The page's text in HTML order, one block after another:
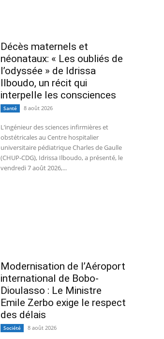
Décès maternels et
néonataux: « Les oubliés de
l’odyssée » de Idrissa
Ilboudo, un récit qui
interpelle les consciences
Santé 8 août 2026
L’ingénieur des sciences infirmières et
obstétricales au Centre hospitalier
universitaire pédiatrique Charles de Gaulle
(CHUP-CDG), Idrissa Ilboudo, a présenté, le
vendredi 7 août 2026,...
Modernisation de l’Aéroport
international de Bobo-
Dioulasso : Le Ministre
Emile Zerbo exige le respect
des délais
Société 8 août 2026